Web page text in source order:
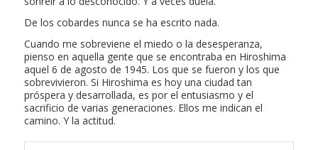
De los cobardes nunca se ha escrito nada.
Cuando me sobreviene el miedo o la desesperanza,
pienso en aquella gente que se encontraba en Hiroshima
aquel 6 de agosto de 1945. Los que se fueron y los que
sobrevivieron. Si Hiroshima es hoy una ciudad tan
próspera y desarrollada, es por el entusiasmo y el
sacrificio de varias generaciones. Ellos me indican el
camino. Y la actitud.